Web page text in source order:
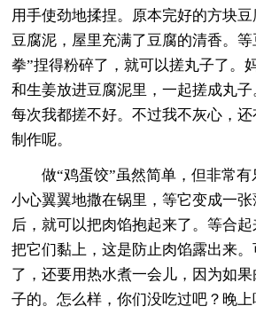
用手使劲地揉捏。原本完好的方块豆
豆腐泥，屋里充满了豆腐的清香。
拳”捏得粉碎了，就可以搓丸子了。
和生姜放进豆腐泥里，一起搓成丸子
每次我都搓不好。不过我不灰心，
制作呢。
做“鸡蛋饺”虽然简单，但非常
小心翼翼地撒在锅里，等它变成一
后，就可以把肉馅抱起来了。等合
把它们黏上，这是防止肉馅露出来
了，还要用热水煮一会儿，因为如
子的。怎么样，你们没吃过吧？晚